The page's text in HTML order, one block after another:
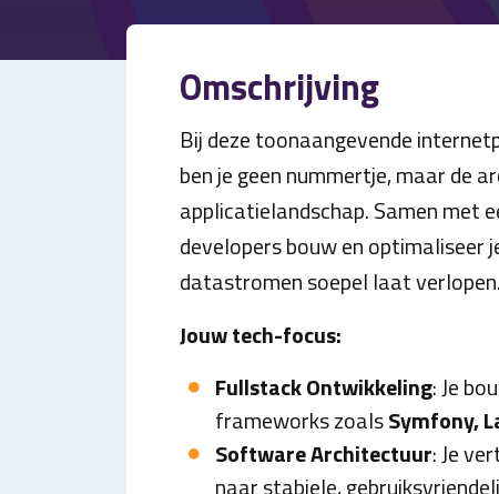
Omschrijving
Bij deze toonaangevende
ben je geen nummertje, maar de
applicatielandschap. Samen met
developers bouw en
datastromen soepel laat verlopen.
Jouw tech-focus:
Fullstack Ontwikkeling: Je
frameworks zoalsSymfony,
Software Architectuur: Je
naar stabiele,